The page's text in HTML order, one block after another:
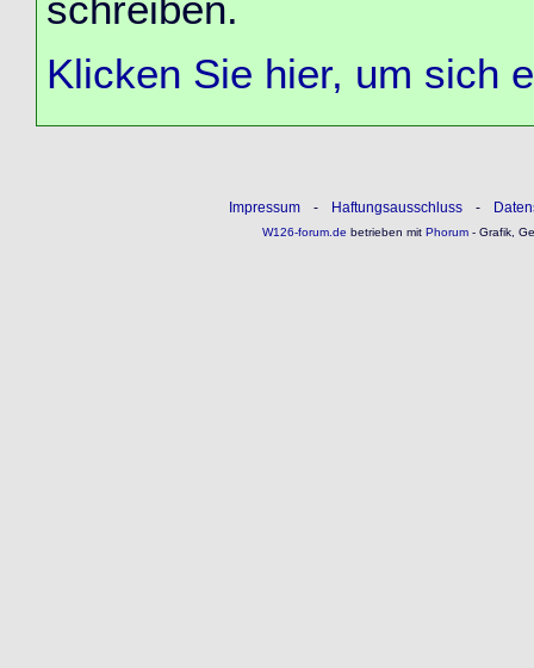
Klicken Sie hier, um sich
Impressum - Haftungsausschluss -
W126-forum.de betrieben mitPhorum- Grafik,